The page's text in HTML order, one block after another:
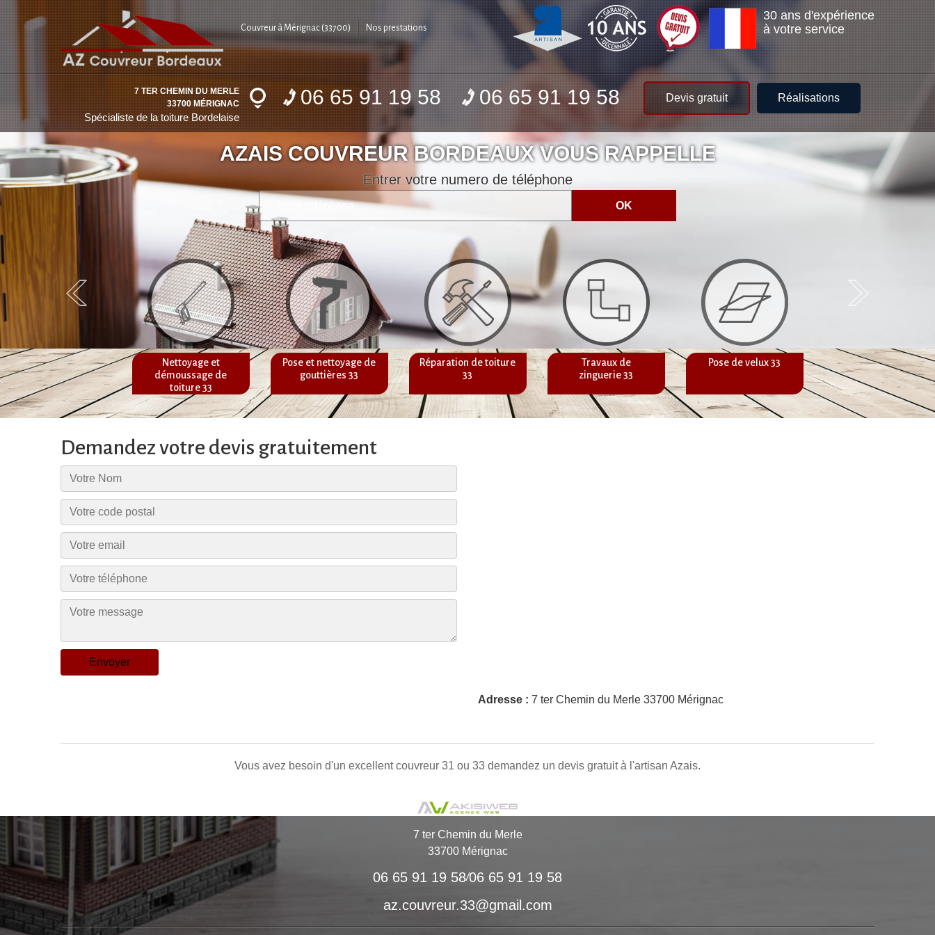
30 ans d'expérience
à votre service
Couvreur à Mérignac (33700) Nos prestations
7 TER CHEMIN DU MERLE
33700 MÉRIGNAC
Spécialiste de la toiture Bordelaise
06 65 91 19 58 06 65 91 19 58 Devis gratuit Réalisations
AZAIS COUVREUR BORDEAUX VOUS RAPPELLE
Entrer votre numero de téléphone
Couverture toiture
Nettoyage et
démoussage de
toiture 33
Pose et nettoyage de
gouttières 33
Réparation de toiture
33
Travaux de
zinguerie 33
Pose de velux 33
Peinture et
ravalement de
façade 33
Demandez votre devis gratuitement
Adresse : 7 ter Chemin du Merle 33700 Mérignac
Vous avez besoin d'un excellent couvreur 31 ou 33 demandez un devis gratuit à l'artisan Azais.
7 ter Chemin du Merle
33700 Mérignac
06 65 91 19 58/06 65 91 19 58
az.couvreur.33@gmail.com